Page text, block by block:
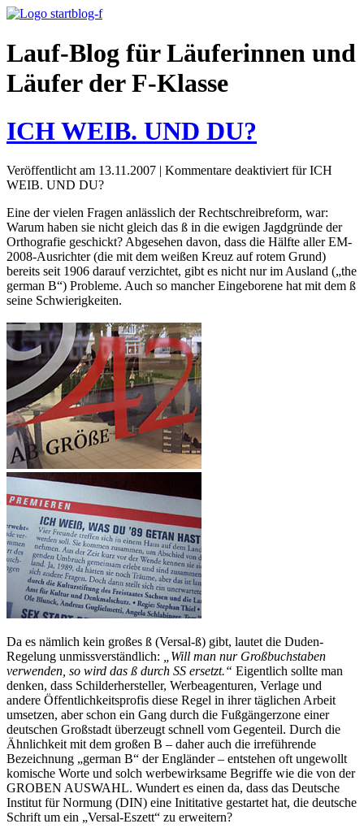
Lauf-Blog für Läuferinnen und
Läufer der F-Klasse
ICH WEIB. UND DU?
Veröffentlicht am 13.11.2007 | Kommentare deaktiviert für ICH
WEIB. UND DU?
Eine der vielen Fragen anlässlich der Rechtschreibreform, war:
Warum haben sie nicht gleich das ß in die ewigen Jagdgründe der
Orthografie geschickt? Abgesehen davon, dass die Hälfte aller EM-
2008-Ausrichter (die mit dem weißen Kreuz auf rotem Grund)
bereits seit 1906 darauf verzichtet, gibt es nicht nur im Ausland („the
german B“) Probleme. Auch so mancher Eingeborene hat mit dem ß
seine Schwierigkeiten.
Da es nämlich kein großes ß (Versal-ß) gibt, lautet die Duden-
Regelung unmissverständlich:
„Will man nur Großbuchstaben
verwenden, so wird das ß durch SS ersetzt.“ Eigentlich sollte man
denken, dass Schilderhersteller, Werbeagenturen, Verlage und
andere Öffentlichkeitsprofis diese Regel in ihrer täglichen Arbeit
umsetzen, aber schon ein Gang durch die Fußgängerzone einer
deutschen Großstadt überzeugt schnell vom Gegenteil. Durch die
Ähnlichkeit mit dem großen B – daher auch die irreführende
Bezeichnung „german B“ der Engländer – entstehen oft ungewollt
komische Worte und solch werbewirksame Begriffe wie die von der
GROBEN AUSWAHL. Wundert es einen da, dass das Deutsche
Institut für Normung (DIN) eine Inititative gestartet hat, die deutsche
Schrift um ein „Versal-Eszett“ zu erweitern?